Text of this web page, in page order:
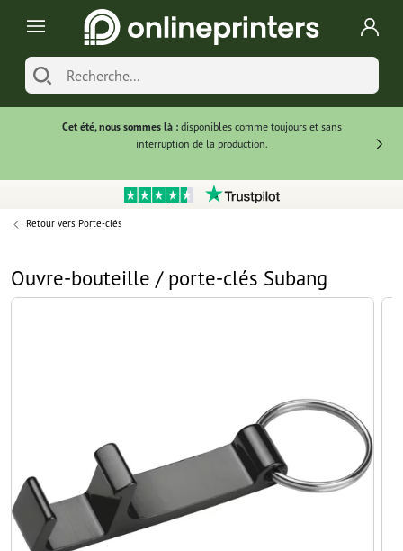
Cet été, nous sommes là :disponibles comme toujours et sans
interruption de la production.
Retour vers Porte-clés
Ouvre-bouteille / porte-clés Subang